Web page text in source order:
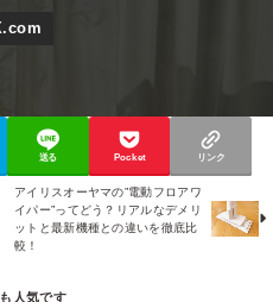
送る Pocket リンク
アイリスオーヤマの”電動フロアワ
イパー”ってどう？リアルなデメリ
ットと最新機種との違いを徹底比
較！